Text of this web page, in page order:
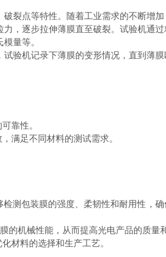
裂点等特性。随着工业需求的不断增
，逐步拉伸薄膜直至破裂。试验机通
量等。
机记录下薄膜的变形情况，直到薄膜
靠性。
满足不同材料的测试需求。
包装膜的强度、柔韧性和耐用性，确
机械性能，从而提高光电产品的质量和
材料的选择和生产工艺。